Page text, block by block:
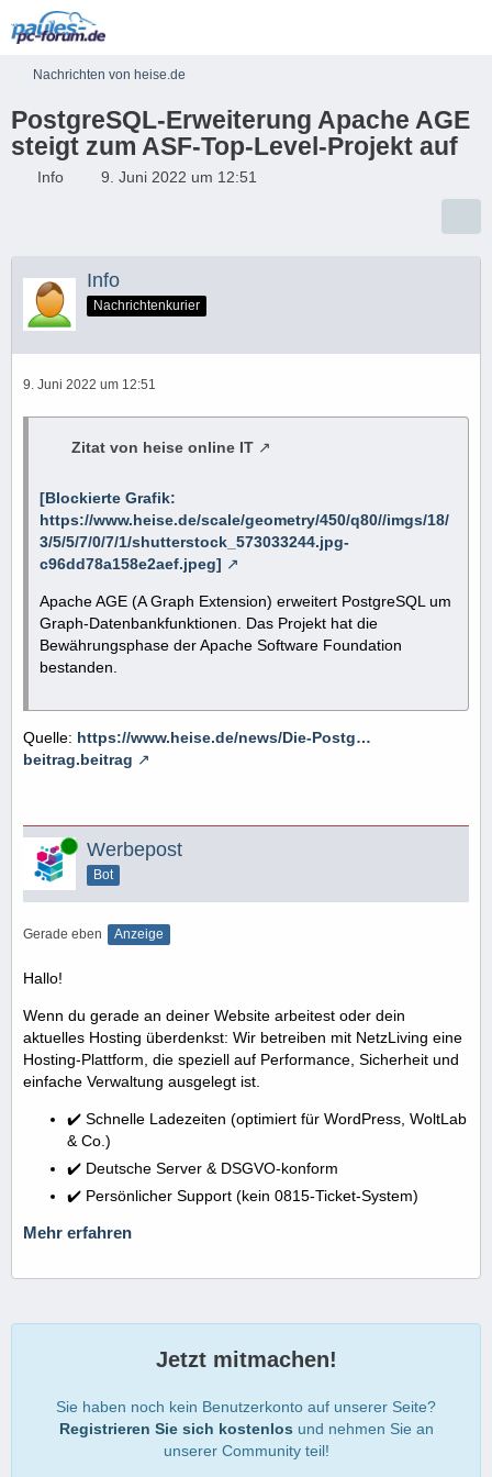
Nachrichten von heise.de
PostgreSQL-Erweiterung Apache AGE
steigt zum ASF-Top-Level-Projekt auf
Info 9. Juni 2022 um 12:51
Info
Nachrichtenkurier
9. Juni 2022 um 12:51
Zitat von heise online IT
[Blockierte Grafik:
https://www.heise.de/scale/geometry/450/q80//imgs/18/
3/5/5/7/0/7/1/shutterstock_573033244.jpg-
c96dd78a158e2aef.jpeg]
Apache AGE (A Graph Extension) erweitert PostgreSQL um
Graph-Datenbankfunktionen. Das Projekt hat die
Bewährungsphase der Apache Software Foundation
bestanden.
Quelle: https://www.heise.de/news/Die-Postg…
beitrag.beitrag
Online Werbepost
Bot
Gerade eben Anzeige
Hallo!
Wenn du gerade an deiner Website arbeitest oder dein
aktuelles Hosting überdenkst: Wir betreiben mit NetzLiving eine
Hosting-Plattform, die speziell auf Performance, Sicherheit und
einfache Verwaltung ausgelegt ist.
✔️ Schnelle Ladezeiten (optimiert für WordPress, WoltLab
& Co.)
✔️ Deutsche Server & DSGVO-konform
✔️ Persönlicher Support (kein 0815-Ticket-System)
Mehr erfahren
Jetzt mitmachen!
Sie haben noch kein Benutzerkonto auf unserer Seite?
Registrieren Sie sich kostenlos und nehmen Sie an
unserer Community teil!